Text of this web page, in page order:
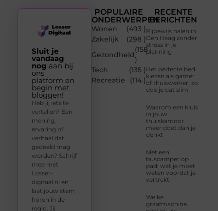
POPULAIRE
ONDERWERPEN
Wonen
(493 )
Zakelijk
(298 )
Gezondheid
(158
)
Tech
(135 )
Recreatie
(114 )
RECENTE
BERICHTEN
Rijbewijs halen in
Den Haag zonder
stress in je
planning
Het perfecte bed
kiezen als gamer
of thuiswerker: zo
doe je dat slim
Waarom een kluis
in jouw
thuiskantoor
meer doet dan je
denkt
Met een
buscamper op
pad: wat je moet
weten voordat je
vertrekt
Welke
graafmachine
Sluit je
vandaag
nog aan bij
ons
platform en
begin met
bloggen!
Heb jij iets te
vertellen? Een
mening,
ervaring of
verhaal dat
gedeeld mag
worden? Schrijf
mee met
Losser-
digitaal.nl en
laat jouw stem
horen in de
regio. Jij